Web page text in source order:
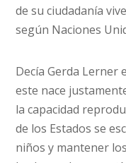
de su ciudadanía
según Naciones
Decía Gerda Lerner
este nace
la capacidad
de los Estados se
niños y mantener